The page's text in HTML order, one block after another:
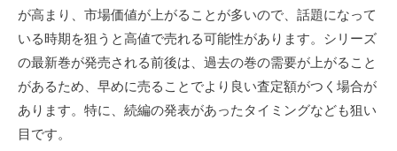
が高まり、市場価値が上がることが多いので、話題になって
いる時期を狙うと高値で売れる可能性があります。シリーズ
の最新巻が発売される前後は、過去の巻の需要が上がること
があるため、早めに売ることでより良い査定額がつく場合が
あります。特に、続編の発表があったタイミングなども狙い
目です。